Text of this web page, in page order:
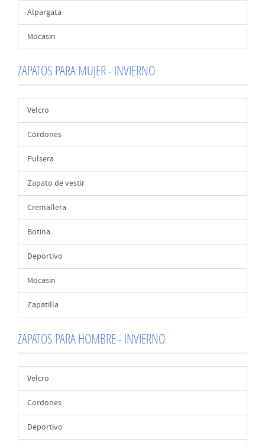
Alpargata
Mocasin
ZAPATOS PARA MUJER - INVIERNO
Velcro
Cordones
Pulsera
Zapato de vestir
Cremallera
Botina
Deportivo
Mocasin
Zapatilla
ZAPATOS PARA HOMBRE - INVIERNO
Velcro
Cordones
Deportivo